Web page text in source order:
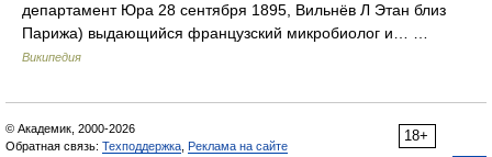
департамент Юра 28 сентября 1895, Вильнёв Л Этан близ
Парижа) выдающийся французский микробиолог и… …
Википедия
18+
© Академик, 2000-2026
Обратная связь: Техподдержка Реклама на сайте